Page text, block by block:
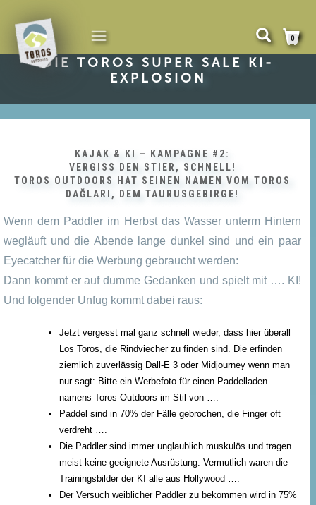
NAVIGATION
UMSCHALTEN
0
DIE TOROS SUPER SALE KI-
EXPLOSION
KAJAK & KI – KAMPAGNE #2:
VERGISS DEN STIER, SCHNELL!
TOROS OUTDOORS HAT SEINEN NAMEN VOM TOROS
DAĞLARI, DEM TAURUSGEBIRGE!
Wenn dem Paddler im Herbst das Wasser unterm Hintern
wegläuft und die Abende lange dunkel sind und ein paar
Eyecatcher für die Werbung gebraucht werden:
Dann kommt er auf dumme Gedanken und spielt mit …. KI!
Und folgender Unfug kommt dabei raus:
Jetzt vergesst mal ganz schnell wieder, dass hier überall
Los Toros, die Rindviecher zu finden sind. Die erfinden
ziemlich zuverlässig Dall-E 3 oder Midjourney wenn man
nur sagt: Bitte ein Werbefoto für einen Paddelladen
namens Toros-Outdoors im Stil von ….
Paddel sind in 70% der Fälle gebrochen, die Finger oft
verdreht ….
Die Paddler sind immer unglaublich muskulös und tragen
meist keine geeignete Ausrüstung. Vermutlich waren die
Trainingsbilder der KI alle aus Hollywood ….
Der Versuch weiblicher Paddler zu bekommen wird in 75%